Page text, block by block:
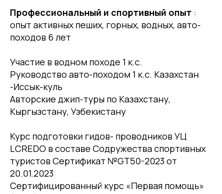
Профессиональный и спортивный опыт :
опыт активных пеших, горных, водных, авто-
походов 6 лет
Участие в водном походе 1 к.с.
Руководство авто-походом 1 к.с. Казахстан
-Иссык-куль
Авторские джип-туры по Казахстану,
Кыргызстану, Узбекистану
Курс подготовки гидов- проводников УЦ
LCREDO в составе Содружества спортивных
туристов Сертификат №GT50-2023 от
20.01.2023
Сертифицированный курс «Первая помощь»